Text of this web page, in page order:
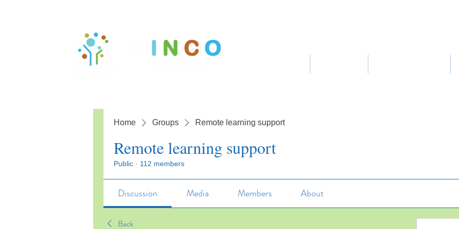
Home Groups Remote learning support
Remote learning support
Public · 112 members
Discussion Media Members About
Back